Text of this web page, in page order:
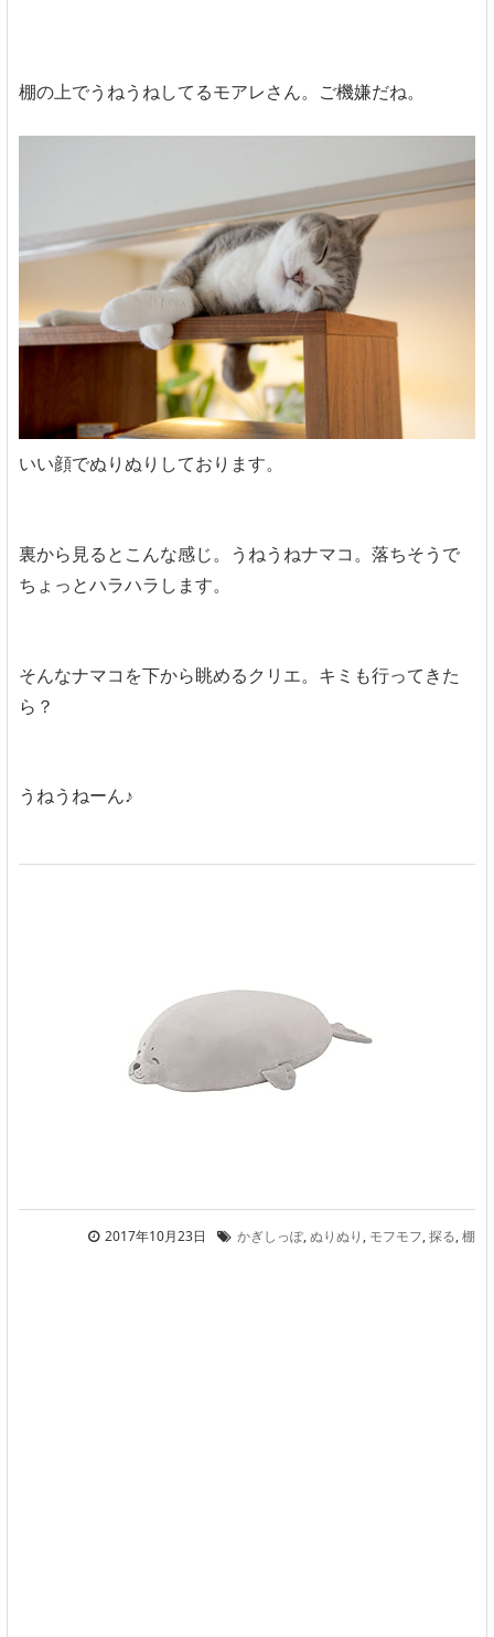
棚の上でうねうねしてるモアレさん。ご機嫌だね。
いい顔でぬりぬりしております。
裏から見るとこんな感じ。うねうねナマコ。落ちそうで
ちょっとハラハラします。
そんなナマコを下から眺めるクリエ。キミも行ってきた
ら？
うねうねーん♪
2017年10月23日 かぎしっぽ,ぬりぬり , モフモフ,探る,棚